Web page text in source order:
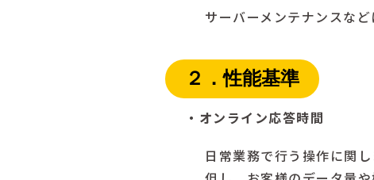
サーバーメンテナンスな
２．性能基準
・オンライン応答時間
日常業務で行う操作に関